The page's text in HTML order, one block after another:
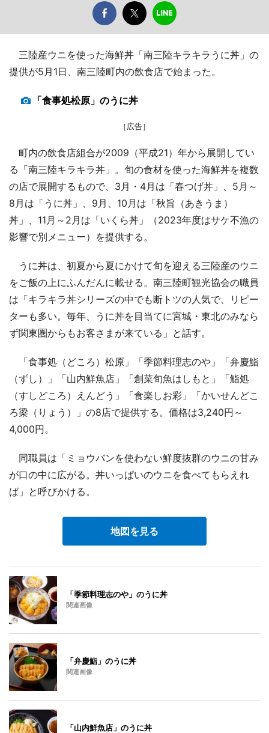
三陸産ウニを使った海鮮丼「南三陸キラキラうに丼」の
提供が5月1日、南三陸町内の飲食店で始まった。
「食事処松原」のうに丼
［広告］
町内の飲食店組合が2009（平成21）年から展開してい
る「南三陸キラキラ丼」。旬の食材を使った海鮮丼を複数
の店で展開するもので、3月・4月は「春つげ丼」、5月～
8月は「うに丼」、9月、10月は「秋旨（あきうま）
丼」、11月～2月は「いくら丼」（2023年度はサケ不漁の
影響で別メニュー）を提供する。
うに丼は、初夏から夏にかけて旬を迎える三陸産のウニ
をご飯の上にふんだんに載せる。南三陸町観光協会の職員
は「キラキラ丼シリーズの中でも断トツの人気で、リピー
ターも多い。毎年、うに丼を目当てに宮城・東北のみなら
ず関東圏からもお客さまが来ている」と話す。
「食事処（どころ）松原」「季節料理志のや」「弁慶鮨
（ずし）」「山内鮮魚店」「創菜旬魚はしもと」「鮨処
（すしどころ）えんどう」「食楽しお彩」「かいせんどこ
ろ梁（りょう）」の8店で提供する。価格は3,240円～
4,000円。
同職員は「ミョウバンを使わない鮮度抜群のウニの甘み
が口の中に広がる。丼いっぱいのウニを食べてもらえれ
ば」と呼びかける。
地図を見る
「季節料理志のや」のうに丼
関連画像
「弁慶鮨」のうに丼
関連画像
「山内鮮魚店」のうに丼